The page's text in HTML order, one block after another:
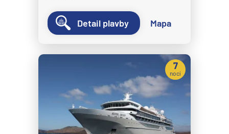
MS Zaandam
Hurtigruten
HX MS Fridtjof Nansen
HX MS Maud
HX MS Roald Amundsen
Detail plavby Mapa
7
nocí